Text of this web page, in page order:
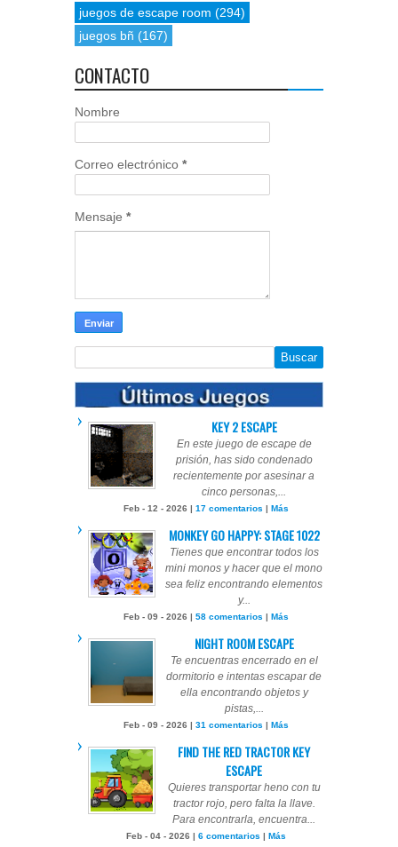
juegos de escape room (294)
juegos bñ (167)
CONTACTO
Nombre
Correo electrónico *
Mensaje *
KEY 2 ESCAPE
En este juego de escape de
prisión, has sido condenado
recientemente por asesinar a
cinco personas,...
Feb - 12 - 2026 | 17 comentarios | Más
MONKEY GO HAPPY: STAGE 1022
Tienes que encontrar todos los
mini monos y hacer que el mono
sea feliz encontrando elementos
y...
Feb - 09 - 2026 | 58 comentarios | Más
NIGHT ROOM ESCAPE
Te encuentras encerrado en el
dormitorio e intentas escapar de
ella encontrando objetos y
pistas,...
Feb - 09 - 2026 | 31 comentarios | Más
FIND THE RED TRACTOR KEY
ESCAPE
Quieres transportar heno con tu
tractor rojo, pero falta la llave.
Para encontrarla, encuentra...
Feb - 04 - 2026 | 6 comentarios | Más